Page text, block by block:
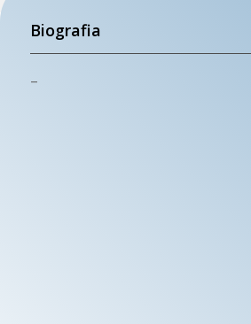
Biografia
–